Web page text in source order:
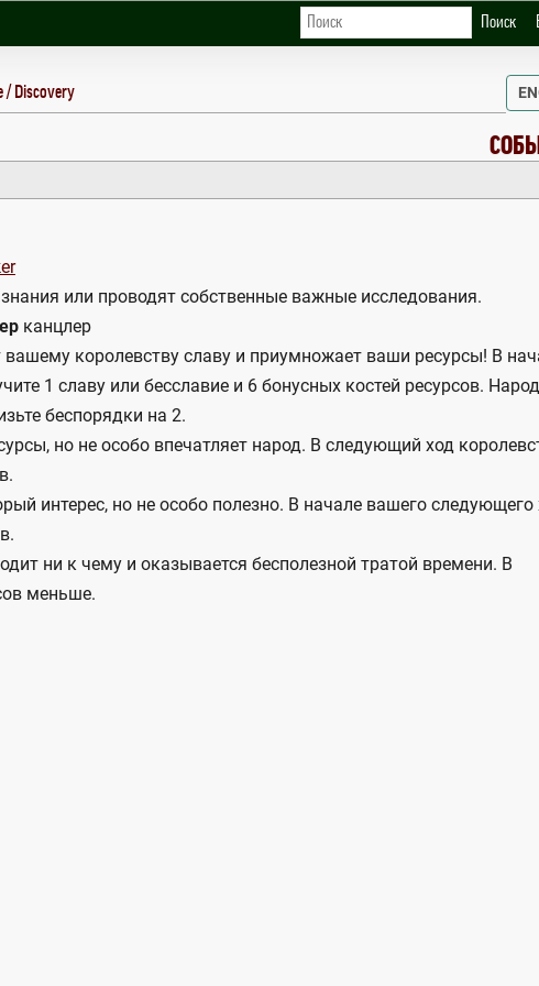
Поиск
/ Discovery
или проводят собственные важные исследования.
канцлер
вашему королевству славу и приумножает ваши ресурсы! В
1 славу или бесславие и 6 бонусных костей ресурсов. Народ
беспорядки на 2.
но не особо впечатляет народ. В следующий ход
интерес, но не особо полезно. В начале вашего следующего
ни к чему и оказывается бесполезной тратой времени. В
меньше.